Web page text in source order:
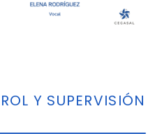
Y SUPERVISIÓN